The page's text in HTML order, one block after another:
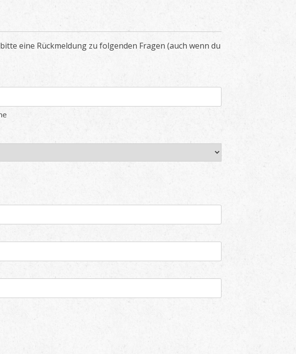
eine Rückmeldung zu folgenden Fragen (auch wenn du